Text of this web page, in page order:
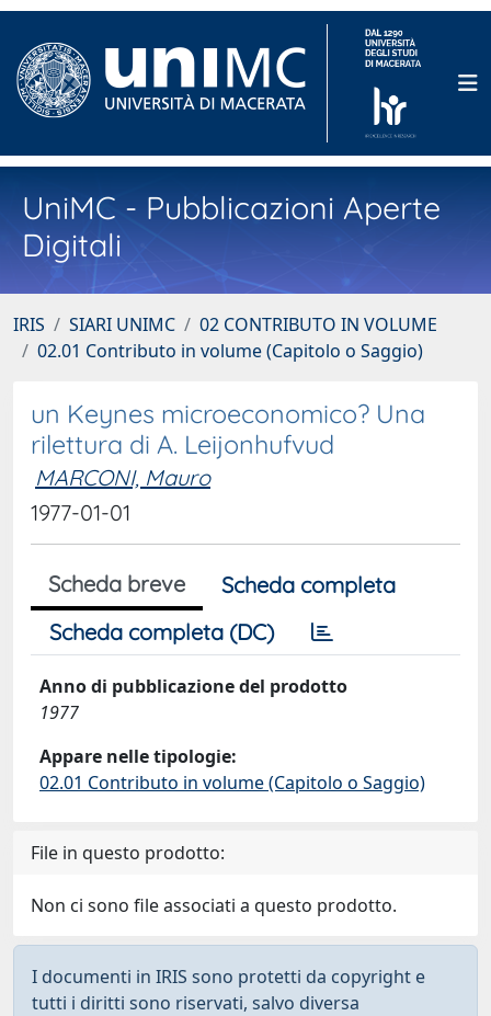
UniMC - Pubblicazioni Aperte
Digitali
IRIS SIARI UNIMC
02 CONTRIBUTO IN VOLUME
02.01 Contributo in volume (Capitolo o Saggio)
un Keynes microeconomico? Una
rilettura di A. Leijonhufvud
MARCONI, Mauro
1977-01-01
Scheda breve
Scheda completa
Scheda completa (DC)
Anno di pubblicazione del prodotto
1977
Appare nelle tipologie:
02.01 Contributo in volume (Capitolo o Saggio)
File in questo prodotto:
Non ci sono file associati a questo prodotto.
I documenti in IRIS sono protetti da copyright e
tutti i diritti sono riservati, salvo diversa